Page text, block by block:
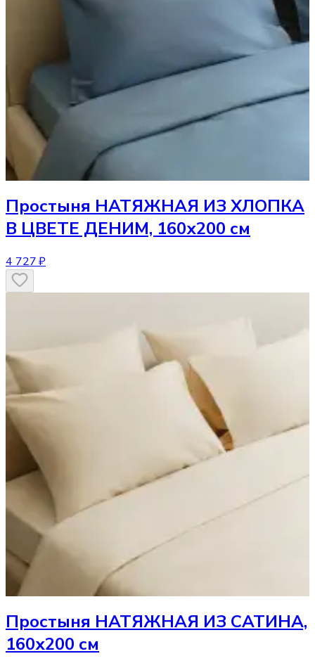
Простыня НАТЯЖНАЯ ИЗ ХЛОПКА
В ЦВЕТЕ ДЕНИМ, 160х200 см
4 727 ₽
Простыня НАТЯЖНАЯ ИЗ САТИНА,
160х200 см